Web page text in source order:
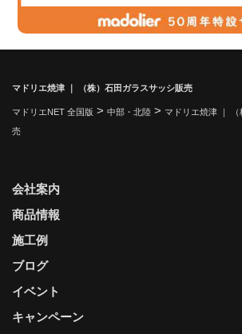
マドリエ焼津 ｜ （株）石田ガラスサッシ販売
マドリエNET 全国版 > 中部・北陸 > マドリエ焼津 ｜
売
会社案内
商品情報
施工例
ブログ
イベント
キャンペーン